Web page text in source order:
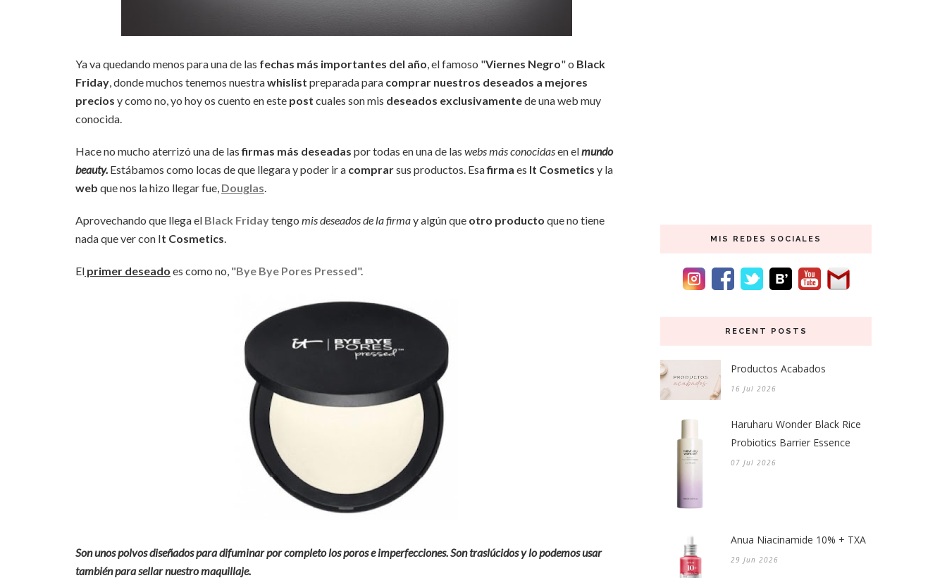
Ya va quedando menos para una de las fechas más importantes del año , el famoso "Viernes Negro" o Black
Friday , donde muchos tenemos nuestrawhislist preparada para comprar nuestros deseados a mejores
precios y como no, yo hoy os cuento en este post cuales son mis deseados exclusivamentede una web muy
conocida.
Hace no mucho aterrizó una de lasfirmas más deseadas por todas en una de las webs más conocidasen elmundo
beauty. Estábamos como locas de que llegara y poder ir a comprarsus productos. Esafirma es It Cosmetics y la
web que nos la hizo llegar fue, Douglas
Aprovechando que llega el Black Fridaytengo mis deseados de la firmay algún que otro producto que no tiene
nada que ver con It Cosmetics
El primer deseado es como no, "Bye Bye Pores Pressed".
Son unos polvos diseñados para difuminar por completo los poros e imperfecciones. Son traslúcidos y lo podemos usar
también para sellar nuestro maquillaje.
MIS REDES SOCIALES
RECENT POSTS
Productos Acabados
16 Jul 2026
Haruharu Wonder Black Rice
Probiotics Barrier Essence
07 Jul 2026
Anua Niacinamide 10% + TXA
29 Jun 2026